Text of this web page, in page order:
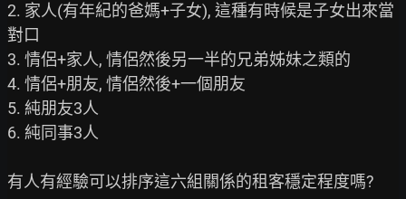
2. 家人(有年紀的爸媽+子女), 這種有時候是子女出來當
對口
3. 情侶+家人, 情侶然後另一半的兄弟姊妹之類的
4. 情侶+朋友, 情侶然後+一個朋友
5. 純朋友3人
6. 純同事3人
有人有經驗可以排序這六組關係的租客穩定程度嗎?